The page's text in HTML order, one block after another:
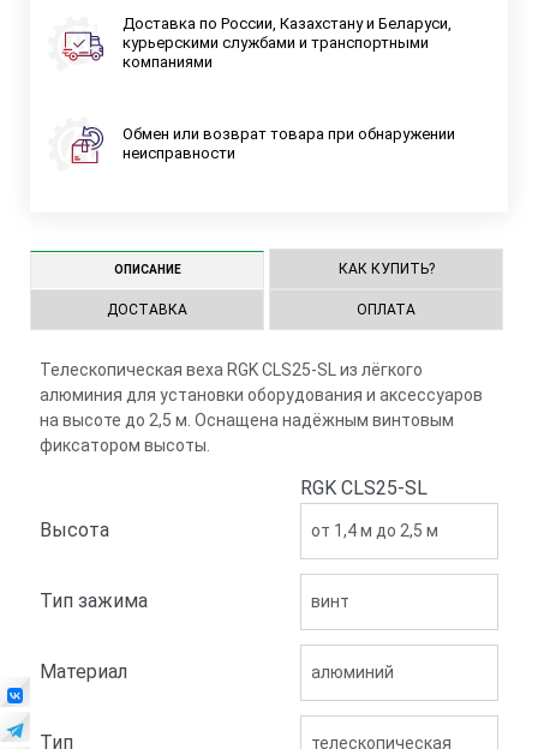
Доставка по России, Казахстану и Беларуси,
курьерскими службами и транспортными
компаниями
Обмен или возврат товара при обнаружении
неисправности
ОПИСАНИЕ КАК КУПИТЬ?
ДОСТАВКА ОПЛАТА
Телескопическая веха RGK CLS25-SL из лёгкого
алюминия для установки оборудования и аксессуаров
на высоте до 2,5 м. Оснащена надёжным винтовым
фиксатором высоты.
RGK CLS25-SL
Высота
от 1,4 м до 2,5 м
Тип зажима винт
Материал алюминий
Тип телескопическая